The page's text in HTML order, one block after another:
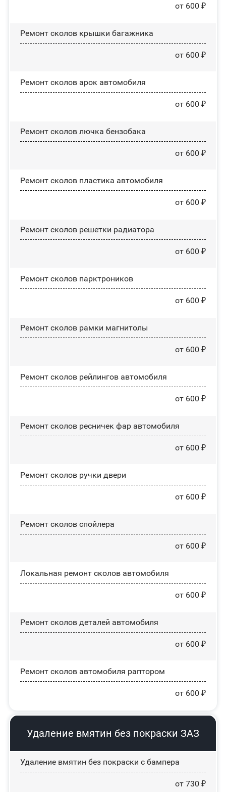
от 600 ₽
Ремонт сколов крышки багажника
от 600 ₽
Ремонт сколов арок автомобиля
от 600 ₽
Ремонт сколов лючка бензобака
от 600 ₽
Ремонт сколов пластика автомобиля
от 600 ₽
Ремонт сколов решетки радиатора
от 600 ₽
Ремонт сколов парктроников
от 600 ₽
Ремонт сколов рамки магнитолы
от 600 ₽
Ремонт сколов рейлингов автомобиля
от 600 ₽
Ремонт сколов ресничек фар автомобиля
от 600 ₽
Ремонт сколов ручки двери
от 600 ₽
Ремонт сколов спойлера
от 600 ₽
Локальная ремонт сколов автомобиля
от 600 ₽
Ремонт сколов деталей автомобиля
от 600 ₽
Ремонт сколов автомобиля раптором
от 600 ₽
Удаление вмятин без покраски ЗАЗ
Удаление вмятин без покраски с бампера
от 730 ₽